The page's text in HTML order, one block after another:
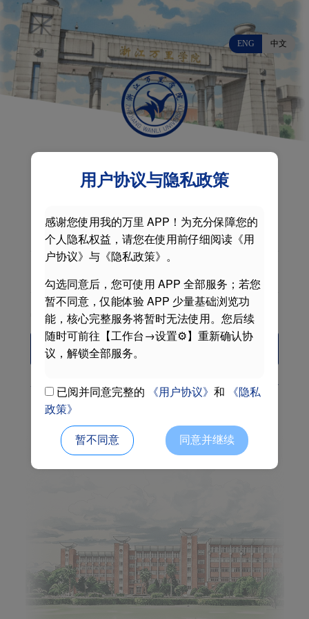
ENG 中文
阅读并同意《用户协议》和《隐私政策》
Activate Forget password 自助服务中心
用户协议与隐私政策
感谢您使用我的万里 APP！为充分保障您的
个人隐私权益，请您在使用前仔细阅读《用
户协议》与《隐私政策》。
勾选同意后，您可使用 APP 全部服务；若您
暂不同意，仅能体验 APP 少量基础浏览功
能，核心完整服务将暂时无法使用。您后续
随时可前往【工作台→设置⚙】重新确认协
议，解锁全部服务。
已阅并同意完整的 《用户协议》 和
《隐私
政策》
暂不同意 同意并继续